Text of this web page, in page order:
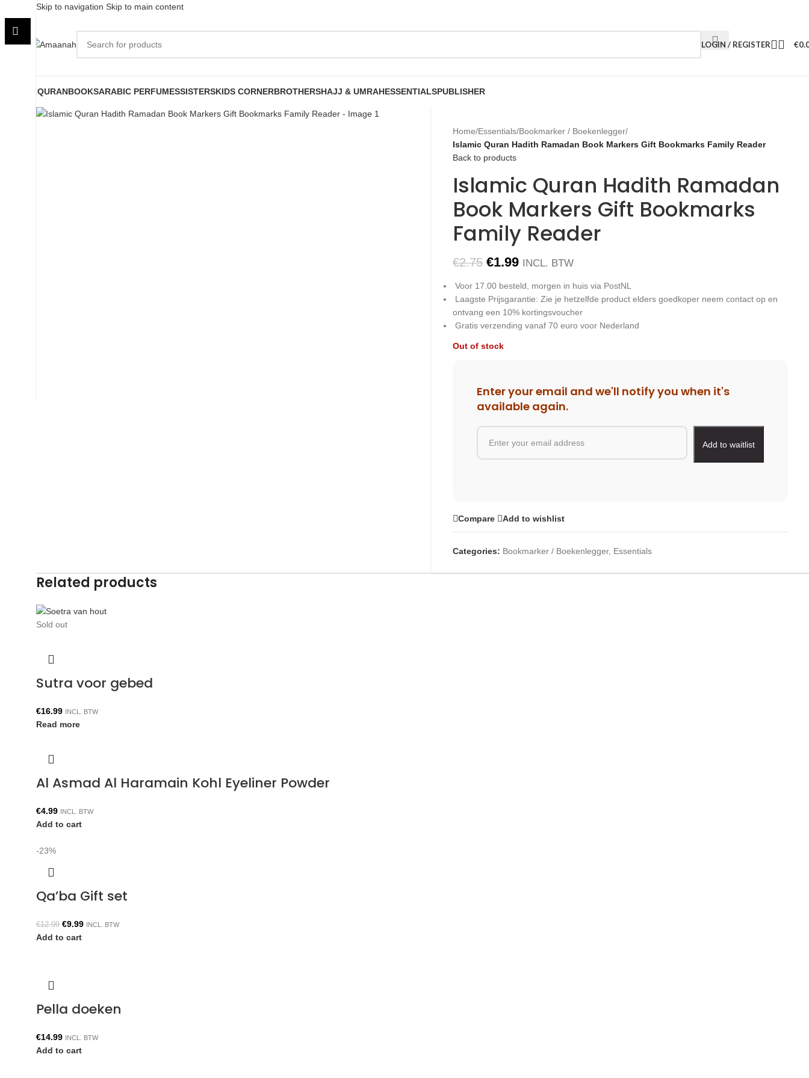
Skip to navigation Skip to main content
LOGIN / REGISTER €
QURANBOOKSARABIC PERFUMESSISTERSKIDS CORNERBROTHERSHAJJ & UMRAHESSENTIALSPUBLISHER
Sold out
Home/Essentials/Bookmarker / Boekenlegger/
Islamic Quran Hadith Ramadan Book Markers Gift Bookmarks Family Reader
Back to products
Islamic Quran Hadith Ramadan
Book Markers Gift Bookmarks
Family Reader
€2.75 €1.99 INCL. BTW
Voor 17.00 besteld, morgen in huis via PostNL
Laagste Prijsgarantie: Zie je hetzelfde product elders goedkoper neem contact op en
ontvang een 10% kortingsvoucher
Gratis verzending vanaf 70 euro voor Nederland
Out of stock
Enter your email and we'll notify you when it's
available again.
Compare Add to wishlist
Categories: Bookmarker / Boekenlegger, Essentials
Related products
Sold out
Sutra voor gebed
€16.99 INCL. BTW
Read more
Al Asmad Al Haramain Kohl Eyeliner Powder
€4.99 INCL. BTW
Add to cart
-23%
Qa’ba Gift set
€12.99 €9.99 INCL. BTW
Add to cart
Pella doeken
€14.99 INCL. BTW
Add to cart